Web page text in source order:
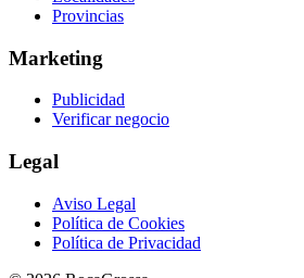
Provincias
Marketing
Publicidad
Verificar negocio
Legal
Aviso Legal
Política de Cookies
Política de Privacidad